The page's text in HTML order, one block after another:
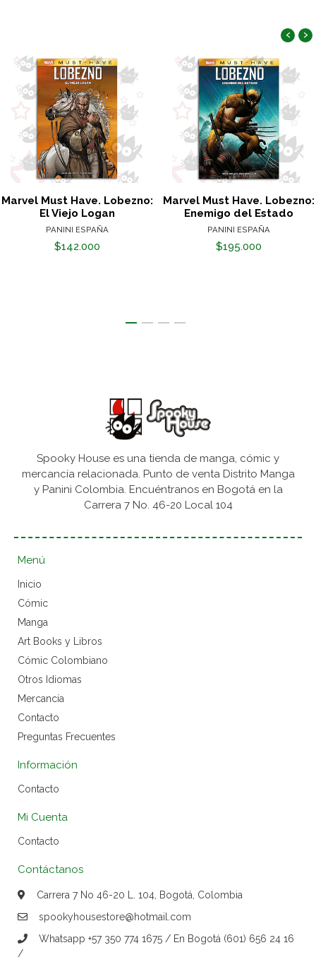
Marvel Must Have. Lobezno:
El Viejo Logan
PANINI ESPAÑA
$142.000
Marvel Must Have. Lobezno:
Enemigo del Estado
PANINI ESPAÑA
$195.000
‹ ›
Spooky House es una tienda de manga, cómic y
mercancía relacionada. Punto de venta Distrito Manga
y Panini Colombia. Encuéntranos en Bogotá en la
Carrera 7 No. 46-20 Local 104
Menú
Inicio
Cómic
Manga
Art Books y Libros
Cómic Colombiano
Otros Idiomas
Mercancía
Contacto
Preguntas Frecuentes
Información
Contacto
Mi Cuenta
Contacto
Contáctanos
Carrera 7 No 46-20 L. 104, Bogotá, Colombia
spookyhousestore@hotmail.com
Whatsapp +57 350 774 1675 / En Bogotá (601) 656 24 16
/